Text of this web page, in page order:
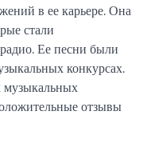
в ее карьере. Она
стали
Ее песни были
конкурсах.
музыкальных
отзывы